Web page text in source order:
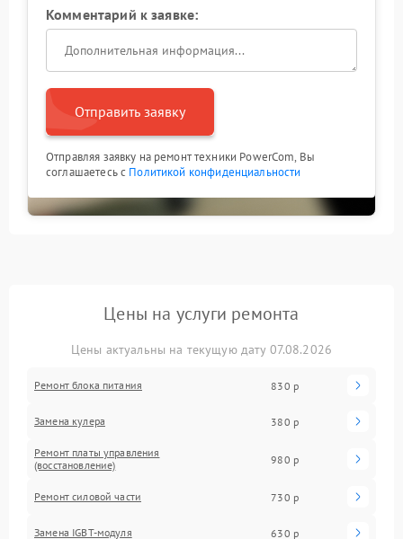
Комментарий к заявке:
Отправить заявку
Отправляя заявку на ремонт техники PowerCom, Вы
соглашаетесь с Политикой конфиденциальности
Цены на услуги ремонта
Цены актуальны на текущую дату 07.08.2026
Ремонт блока питания 830 р
Замена кулера 380 р
Ремонт платы управления
(восстановление)
980 р
Ремонт силовой части 730 р
Замена IGBT-модуля 630 р